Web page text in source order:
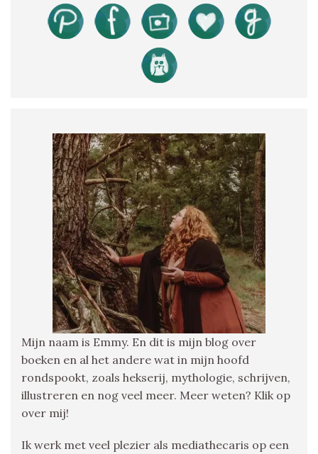
Mijn naam is Emmy. En dit is mijn blog over
boeken en al het andere wat in mijn hoofd
rondspookt, zoals hekserij, mythologie, schrijven,
illustreren en nog veel meer. Meer weten? Klik op
over mij!
Ik werk met veel plezier als mediathecaris op een